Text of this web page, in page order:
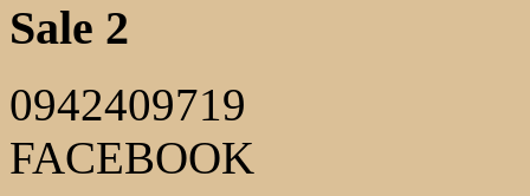
Sale 2
0942409719
FACEBOOK